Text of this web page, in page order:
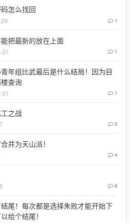
怎么找回
1
把最新的放在上面
1
年组比武最后是什么结局！因为目
查询
1
之战
5
并为天山派！
4
6
尾！每次都是选择朱败才能开始下
给个结尾！